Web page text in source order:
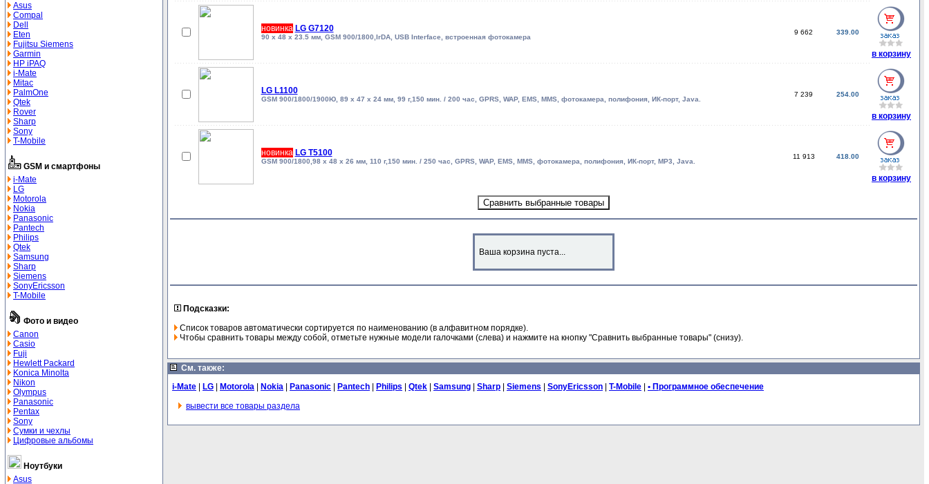
Asus
Compal
Dell
Eten
Fujitsu Siemens
Garmin
HP iPAQ
i-Mate
Mitac
PalmOne
Qtek
Rover
Sharp
Sony
T-Mobile
GSM и смартфоны
i-Mate
LG
Motorola
Nokia
Panasonic
Pantech
Philips
Qtek
Samsung
Sharp
Siemens
SonyEricsson
T-Mobile
Фото и видео
Canon
Casio
Fuji
Hewlett Packard
Konica Minolta
Nikon
Olympus
Panasonic
Pentax
Sony
Сумки и чехлы
Цифровые альбомы
Ноутбуки
Asus
новинка LG G7120
90 x 48 x 23.5 мм, GSM 900/1800,IrDA, USB Interface, встроенная фотокамера
9 662 339.00
в корзину
LG L1100
GSM 900/1800/1900Ю, 89 x 47 x 24 мм, 99 г,150 мин. / 200 час, GPRS, WAP, EMS, MMS, фотокамера, полифония, ИК-порт, Java.
7 239 254.00
в корзину
новинка LG T5100
GSM 900/1800,98 x 48 x 26 мм, 110 г,150 мин. / 250 час, GPRS, WAP, EMS, MMS, фотокамера, полифония, ИК-порт, MP3, Java.
11 913 418.00
в корзину
Ваша корзина пуста...
Подсказки:
Список товаров автоматически сортируется по наименованию (в алфавитном порядке).
Чтобы сравнить товары между собой, отметьте нужные модели галочками (слева) и нажмите на кнопку "Сравнить выбранные товары" (снизу).
См. также:
i-Mate
LG Motorola Nokia Panasonic Pantech Philips Qtek Samsung Sharp Siemens SonyEricsson T-Mobile
• Программное обеспечение
вывести все товары раздела